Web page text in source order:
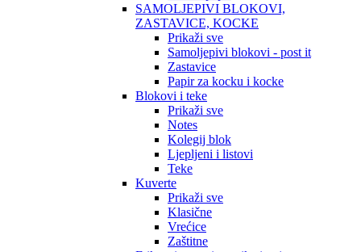
SAMOLJEPIVI BLOKOVI,
ZASTAVICE, KOCKE
Prikaži sve
Samoljepivi blokovi - post it
Zastavice
Papir za kocku i kocke
Blokovi i teke
Prikaži sve
Notes
Kolegij blok
Ljepljeni i listovi
Teke
Kuverte
Prikaži sve
Klasične
Vrećice
Zaštitne